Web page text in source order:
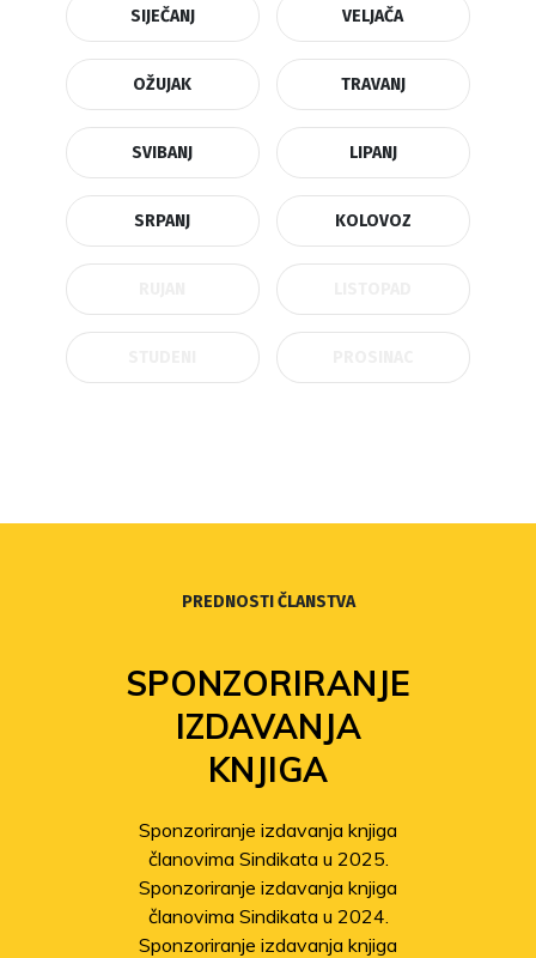
SIJEČANJ VELJAČA
OŽUJAK TRAVANJ
SVIBANJ LIPANJ
SRPANJ KOLOVOZ
PREDNOSTI ČLANSTVA
SPONZORIRANJE
IZDAVANJA
KNJIGA
Sponzoriranje izdavanja knjiga
članovima Sindikata u 2025.
Sponzoriranje izdavanja knjiga
članovima Sindikata u 2024.
Sponzoriranje izdavanja knjiga